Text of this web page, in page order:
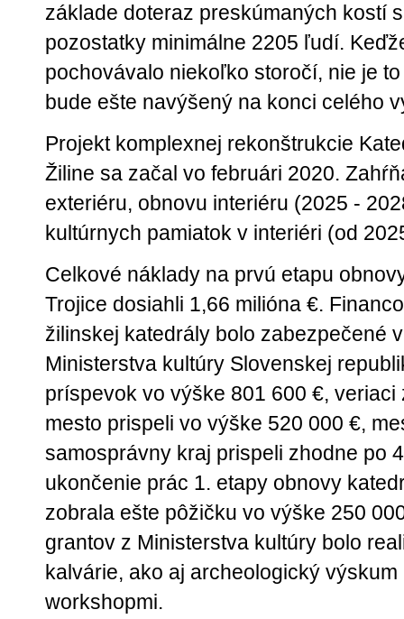
základe doteraz preskúmaných kostí
pozostatky minimálne 2205 ľudí.
pochovávalo niekoľko storočí, nie je
bude ešte navýšený na konci celého
Projekt komplexnej rekonštrukcie
Žiline sa začal vo februári 2020.
exteriéru, obnovu interiéru (2025 -
kultúrnych pamiatok v interiéri (od
Celkové náklady na prvú etapu
Trojice dosiahli 1,66 milióna €.
žilinskej katedrály bolo zabezpečené
Ministerstva kultúry Slovenskej
príspevok vo výške 801 600 €,
mesto prispeli vo výške 520 000 €,
samosprávny kraj prispeli zhodne po
ukončenie prác 1. etapy obnovy
zobrala ešte pôžičku vo výške 250
grantov z Ministerstva kultúry bolo
kalvárie, ako aj archeologický
workshopmi.